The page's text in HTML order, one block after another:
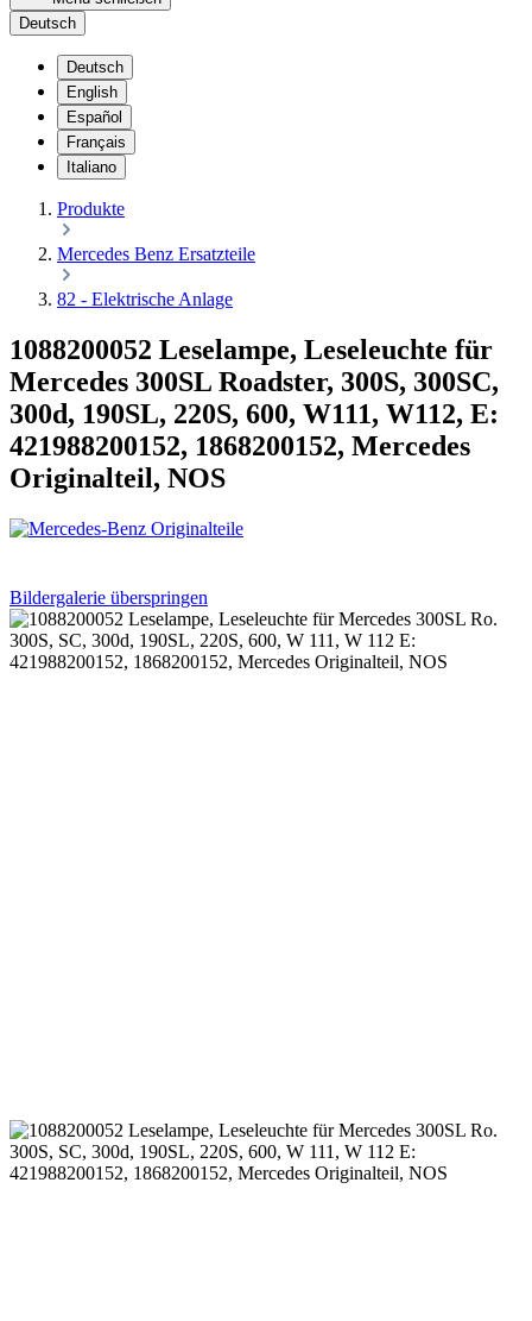
Deutsch
Deutsch
English
Español
Français
Italiano
Produkte
Mercedes Benz Ersatzteile
82 - Elektrische Anlage
1088200052 Leselampe, Leseleuchte für
Mercedes 300SL Roadster, 300S, 300SC,
300d, 190SL, 220S, 600, W111, W112, E:
421988200152, 1868200152, Mercedes
Originalteil, NOS
Bildergalerie überspringen